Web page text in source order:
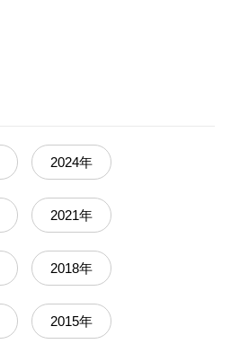
2024年
2021年
2018年
2015年